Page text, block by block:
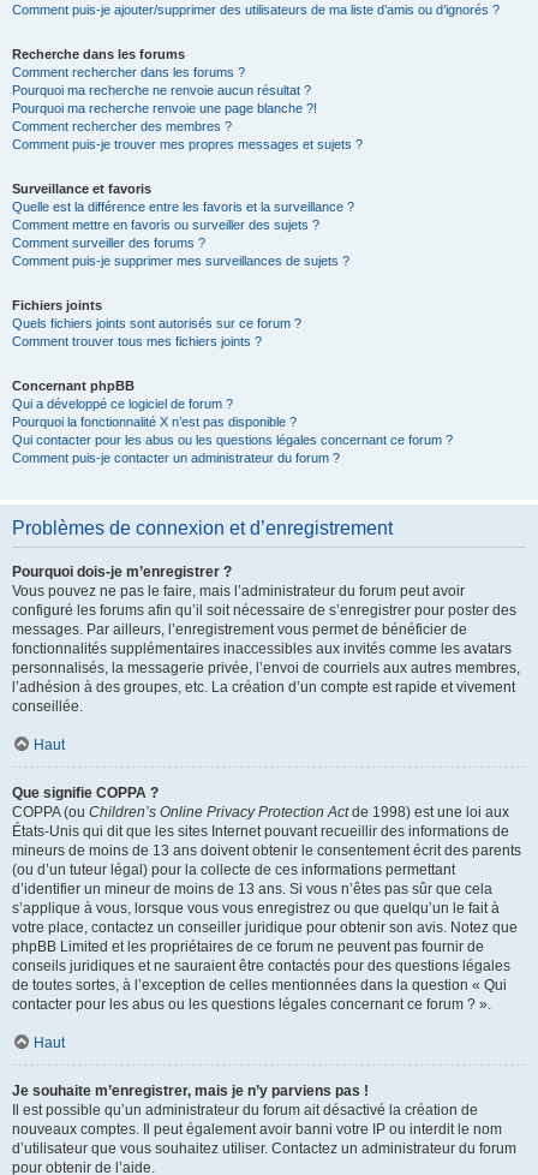
Comment puis-je ajouter/supprimer des utilisateurs de ma liste d’amis ou d’ignorés ?
Recherche dans les forums
Comment rechercher dans les forums ?
Pourquoi ma recherche ne renvoie aucun résultat ?
Pourquoi ma recherche renvoie une page blanche ?!
Comment rechercher des membres ?
Comment puis-je trouver mes propres messages et sujets ?
Surveillance et favoris
Quelle est la différence entre les favoris et la surveillance ?
Comment mettre en favoris ou surveiller des sujets ?
Comment surveiller des forums ?
Comment puis-je supprimer mes surveillances de sujets ?
Fichiers joints
Quels fichiers joints sont autorisés sur ce forum ?
Comment trouver tous mes fichiers joints ?
Concernant phpBB
Qui a développé ce logiciel de forum ?
Pourquoi la fonctionnalité X n’est pas disponible ?
Qui contacter pour les abus ou les questions légales concernant ce forum ?
Comment puis-je contacter un administrateur du forum ?
Problèmes de connexion et d’enregistrement
Pourquoi dois-je m’enregistrer ?
Vous pouvez ne pas le faire, mais l’administrateur du forum peut avoir
configuré les forums afin qu’il soit nécessaire de s’enregistrer pour poster des
messages. Par ailleurs, l’enregistrement vous permet de bénéficier de
fonctionnalités supplémentaires inaccessibles aux invités comme les avatars
personnalisés, la messagerie privée, l’envoi de courriels aux autres membres,
l’adhésion à des groupes, etc. La création d’un compte est rapide et vivement
conseillée.
Haut
Que signifie COPPA ?
COPPA (ou Children’s Online Privacy Protection Actde 1998) est une loi aux
États-Unis qui dit que les sites Internet pouvant recueillir des informations de
mineurs de moins de 13 ans doivent obtenir le consentement écrit des parents
(ou d’un tuteur légal) pour la collecte de ces informations permettant
d’identifier un mineur de moins de 13 ans. Si vous n’êtes pas sûr que cela
s’applique à vous, lorsque vous vous enregistrez ou que quelqu’un le fait à
votre place, contactez un conseiller juridique pour obtenir son avis. Notez que
phpBB Limited et les propriétaires de ce forum ne peuvent pas fournir de
conseils juridiques et ne sauraient être contactés pour des questions légales
de toutes sortes, à l’exception de celles mentionnées dans la question « Qui
contacter pour les abus ou les questions légales concernant ce forum ? ».
Haut
Je souhaite m’enregistrer, mais je n’y parviens pas !
Il est possible qu’un administrateur du forum ait désactivé la création de
nouveaux comptes. Il peut également avoir banni votre IP ou interdit le nom
d’utilisateur que vous souhaitez utiliser. Contactez un administrateur du forum
pour obtenir de l’aide.